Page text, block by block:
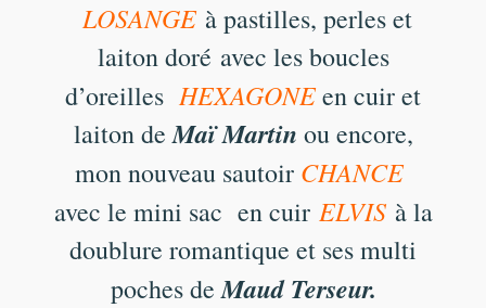
LOSANGEà pastilles, perles et
laiton doré avec les boucles
d’oreilles HEXAGONEen cuir et
laiton deMaï Martin ou encore,
mon nouveau sautoir CHANCE
avec le mini sac en cuir ELVISà la
doublure romantique et ses multi
poches deMaud Terseur.